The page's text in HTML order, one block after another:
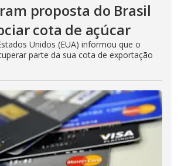
proposta do Brasil
cota de açúcar
Unidos (EUA) informou que o
parte da sua cota de exportação